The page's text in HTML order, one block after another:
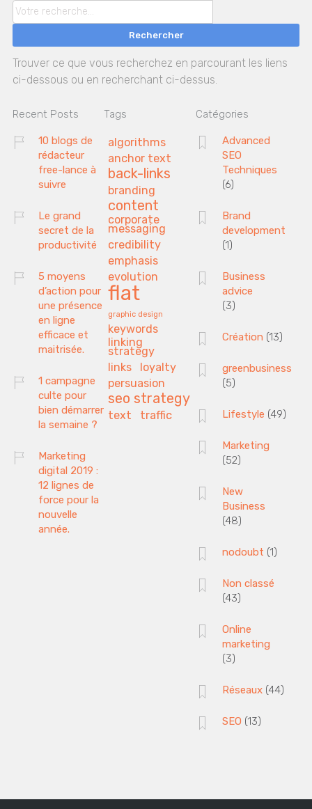
Rechercher
Trouver ce que vous recherchez en parcourant les liens
ci-dessous ou en recherchant ci-dessus.
Recent Posts
10 blogs de
rédacteur
free-lance à
suivre
Le grand
secret de la
productivité
5 moyens
d’action pour
une présence
en ligne
efficace et
maitrisée.
1 campagne
culte pour
bien démarrer
la semaine ?
Marketing
digital 2019 :
12 lignes de
force pour la
nouvelle
année.
Tags
algorithms
anchor text
back-links
branding
content
corporate
messaging
credibility
emphasis
evolution
flat
graphic design
keywords
linking
strategy
links
loyalty
persuasion
seo strategy
text traffic
Catégories
Advanced
SEO
Techniques
(6)
Brand
development
(1)
Business
advice
(3)
Création (13)
greenbusiness
(5)
Lifestyle (49)
Marketing
(52)
New
Business
(48)
nodoubt (1)
Non classé
(43)
Online
marketing
(3)
Réseaux(44)
SEO (13)